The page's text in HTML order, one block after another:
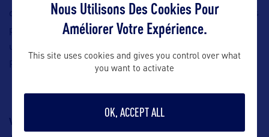
découvrez l’histoire fascinante de ce pont et profitez de vues
panoramiques époustouflantes, faisant de cette expérience
un moment inoubliable de votre visite à New York.
Réservation :
, E-mail :contact@voyage-en-francais.fr
Visite guidée de Bushwick et Williamsburg
Nous Utilisons Des Cookies Pour
Améliorer Votre Expérience.
This site uses cookies and gives you control over what
you want to activate
OK, ACCEPT ALL